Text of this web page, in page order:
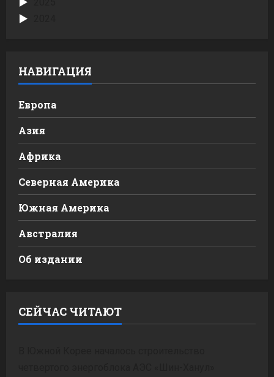
НАВИГАЦИЯ
Европа
Азия
Африка
Северная Америка
Южная Америка
Австралия
Об издании
СЕЙЧАС ЧИТАЮТ